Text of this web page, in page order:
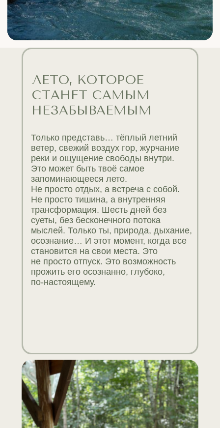
ЛЕТО, КОТОРОЕ
СТАНЕТ САМЫМ
НЕЗАБЫВАЕМЫМ
Только представь… тёплый летний
ветер, свежий воздух гор, журчание
реки и ощущение свободы внутри.
Это может быть твоё самое
запоминающееся лето.
Не просто отдых, а встреча с собой.
Не просто тишина, а внутренняя
трансформация. Шесть дней без
суеты, без бесконечного потока
мыслей. Только ты, природа, дыхание,
осознание… И этот момент, когда все
становится на свои места. Это
не просто отпуск. Это возможность
прожить его осознанно, глубоко,
по-настоящему.